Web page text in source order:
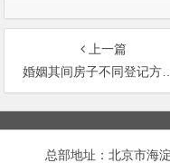
上一篇
婚姻其间房子不同登记方式的法律后果
文
章
总部地址：北京市海